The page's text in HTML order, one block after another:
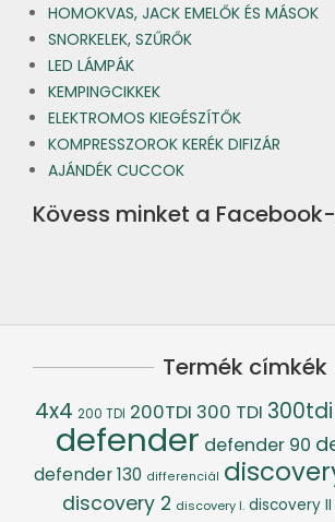
HOMOKVAS, JACK EMELŐK ÉS MÁSOK
SNORKELEK, SZŰRŐK
LED LÁMPÁK
KEMPINGCIKKEK
ELEKTROMOS KIEGÉSZÍTŐK
KOMPRESSZOROK KERÉK DIFIZÁR
AJÁNDÉK CUCCOK
Kövess minket a
Termék címkék
4x4 200 TDI 200TDI 300 TDI 300tdi
defender defender 90
defender 130 differenciál
discovery 2 discovery I. discovery II